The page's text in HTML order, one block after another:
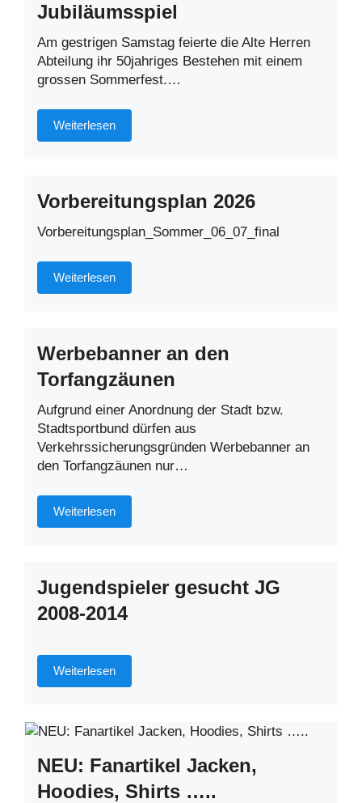
Jubiläumsspiel
Am gestrigen Samstag feierte die Alte Herren
Abteilung ihr 50jahriges Bestehen mit einem
grossen Sommerfest.…
Weiterlesen
Vorbereitungsplan 2026
Vorbereitungsplan_Sommer_06_07_final
Weiterlesen
Werbebanner an den
Torfangzäunen
Aufgrund einer Anordnung der Stadt bzw.
Stadtsportbund dürfen aus
Verkehrssicherungsgründen Werbebanner an
den Torfangzäunen nur…
Weiterlesen
Jugendspieler gesucht JG
2008-2014
Weiterlesen
NEU: Fanartikel Jacken,
Hoodies, Shirts …..